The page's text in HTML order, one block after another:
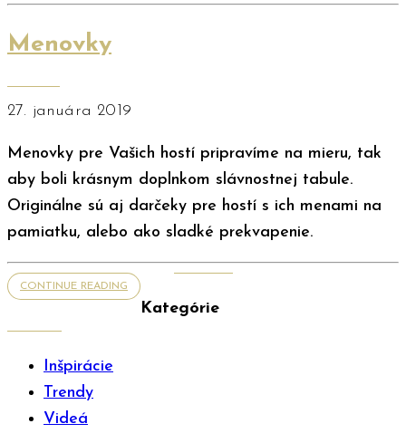
Menovky
27. januára 2019
Menovky pre Vašich hostí pripravíme na mieru, tak
aby boli krásnym doplnkom slávnostnej tabule.
Originálne sú aj darčeky pre hostí s ich menami na
pamiatku, alebo ako sladké prekvapenie.
CONTINUE READING
Kategórie
Inšpirácie
Trendy
Videá